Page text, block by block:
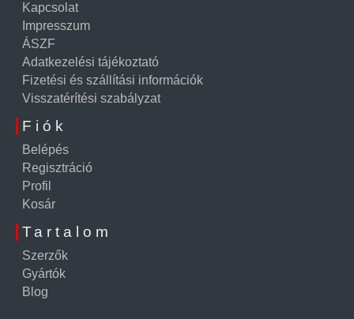
Kapcsolat
Impresszum
ÁSZF
Adatkezelési tájékoztató
Fizetési és szállítási információk
Visszatérítési szabályzat
Fiók
Belépés
Regisztráció
Profil
Kosár
Tartalom
Szerzők
Gyártók
Blog